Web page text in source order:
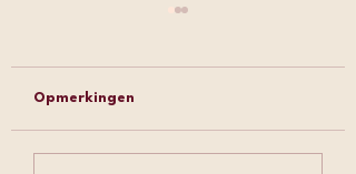
Opmerkingen